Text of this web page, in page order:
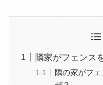
隣家がフェンス
隣の家がフ